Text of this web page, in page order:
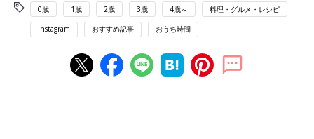
0歳 1歳 2歳 3歳 4歳～ 料理・グルメ・レシピ
Instagram おすすめ記事 おうち時間